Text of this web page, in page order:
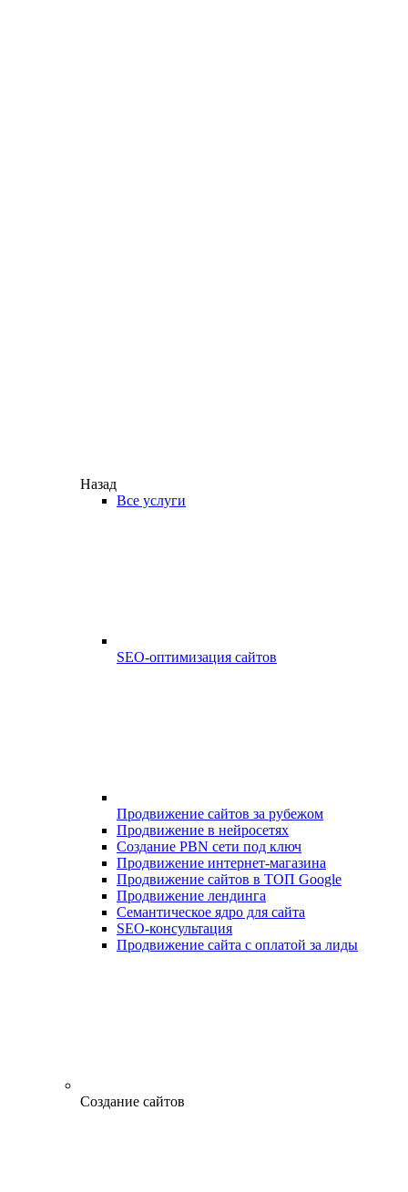
Назад
Все услуги
SEO-оптимизация сайтов
Продвижение сайтов за рубежом
Продвижение в нейросетях
Создание PBN сети под ключ
Продвижение интернет-магазина
Продвижение сайтов в ТОП Google
Продвижение лендинга
Семантическое ядро для сайта
SEO-консультация
Продвижение сайта с оплатой за лиды
Создание сайтов